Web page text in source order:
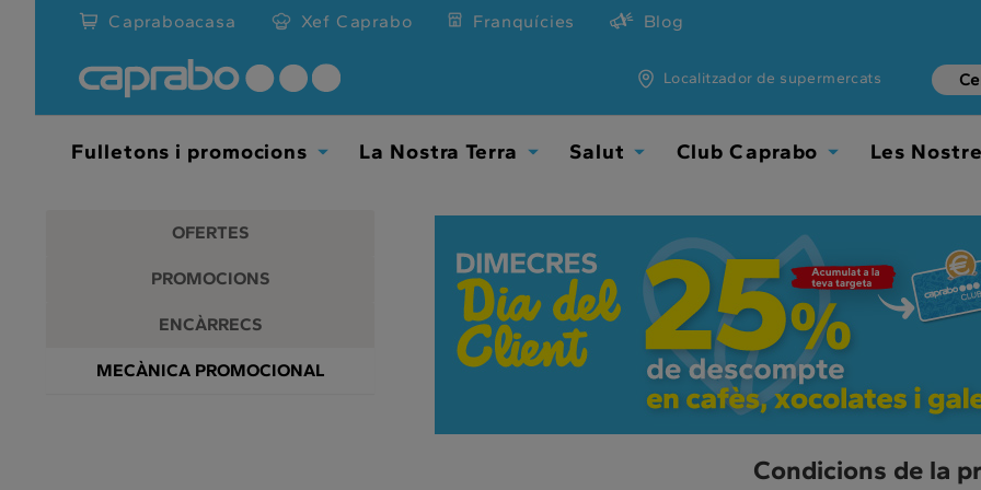
Promocions
descomptes
supermercats
Capraboacasa Xef Caprabo Franquícies Blog
Localitzador de supermercats
Fulletons i promocions La Nostra Terra Salut Club Caprabo Les
OFERTES
PROMOCIONS
ENCÀRRECS
MECÀNICA PROMOCIONAL
Condicions de la